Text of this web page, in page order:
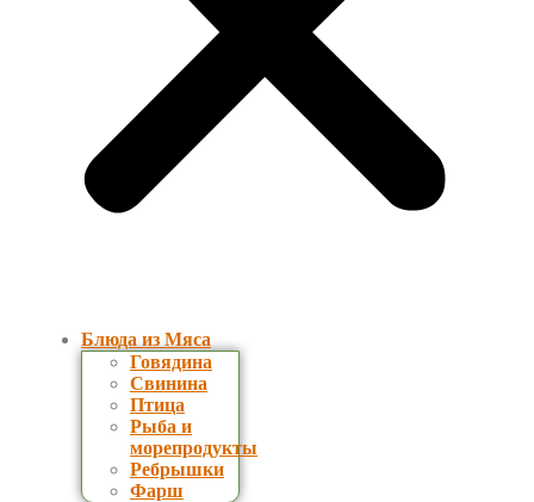
Блюда из Мяса
Говядина
Свинина
Птица
Рыба и
морепродукты
Ребрышки
Фарш